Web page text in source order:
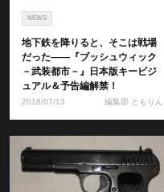
NEWS
地下鉄を降りると、そこは戦場
だった――『ブッシュウィック
－武装都市－』日本版キービジ
ュアル＆予告編解禁！
2018/07/13 編集部 ともりん